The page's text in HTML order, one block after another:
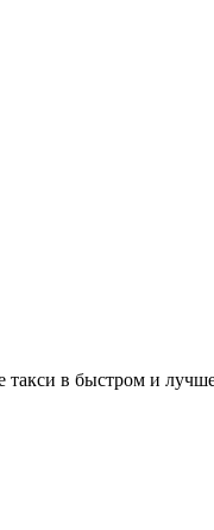
в быстром и